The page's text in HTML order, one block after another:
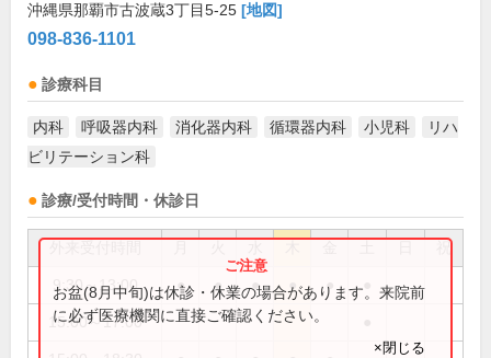
沖縄県那覇市古波蔵3丁目5-25 [地図]
098-836-1101
診療科目
内科 呼吸器内科 消化器内科 循環器内科 小児科
リハ
ビリテーション科
診療/受付時間・休診日
祝
9:30～13:00 ● ● ● ● ●
15:00～17:00
お盆(8月中旬)は休診・休業の場合があります。来院前
に必ず医療機関に直接ご確認ください。
×閉じる